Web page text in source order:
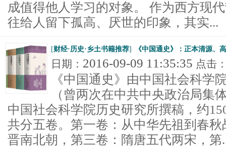
成值得他人学习的对象。 作为西方现
往给人留下孤高、厌世的印象，其实...
[财经·历史·乡土书籍推荐] 《中国通史》：正本清源、
日期： 2016-09-09 11:35:35 点击
《中国通史》由中国社会科学
（曾两次在中共中央政治局集
中国社会科学院历史研究所撰稿，约
共分五卷。第一卷：从中华先祖到春
晋南北朝，第三卷：隋唐五代两宋，第